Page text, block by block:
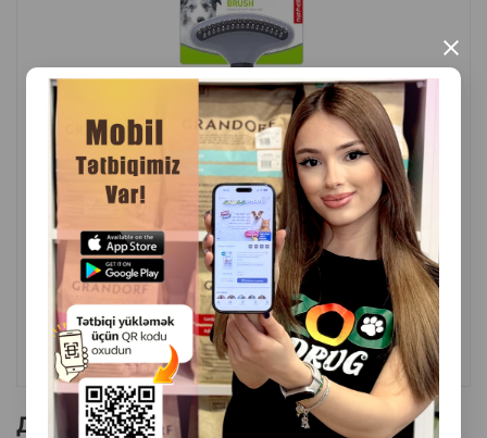
×
( Отзывы)
Масса Цена
Купить
1 шт
8.40
КУПИТЬ
Другие товоры бренда